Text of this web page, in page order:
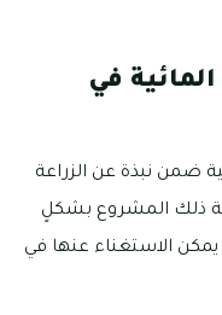
في
ضمن نبذة عن الزراعة
ذلك المشروع بشكلٍ
الاستغناء عنها في